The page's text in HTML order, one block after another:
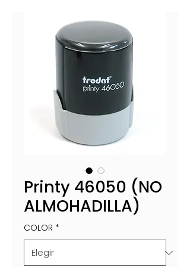
Printy 46050 (NO
ALMOHADILLA)
COLOR *